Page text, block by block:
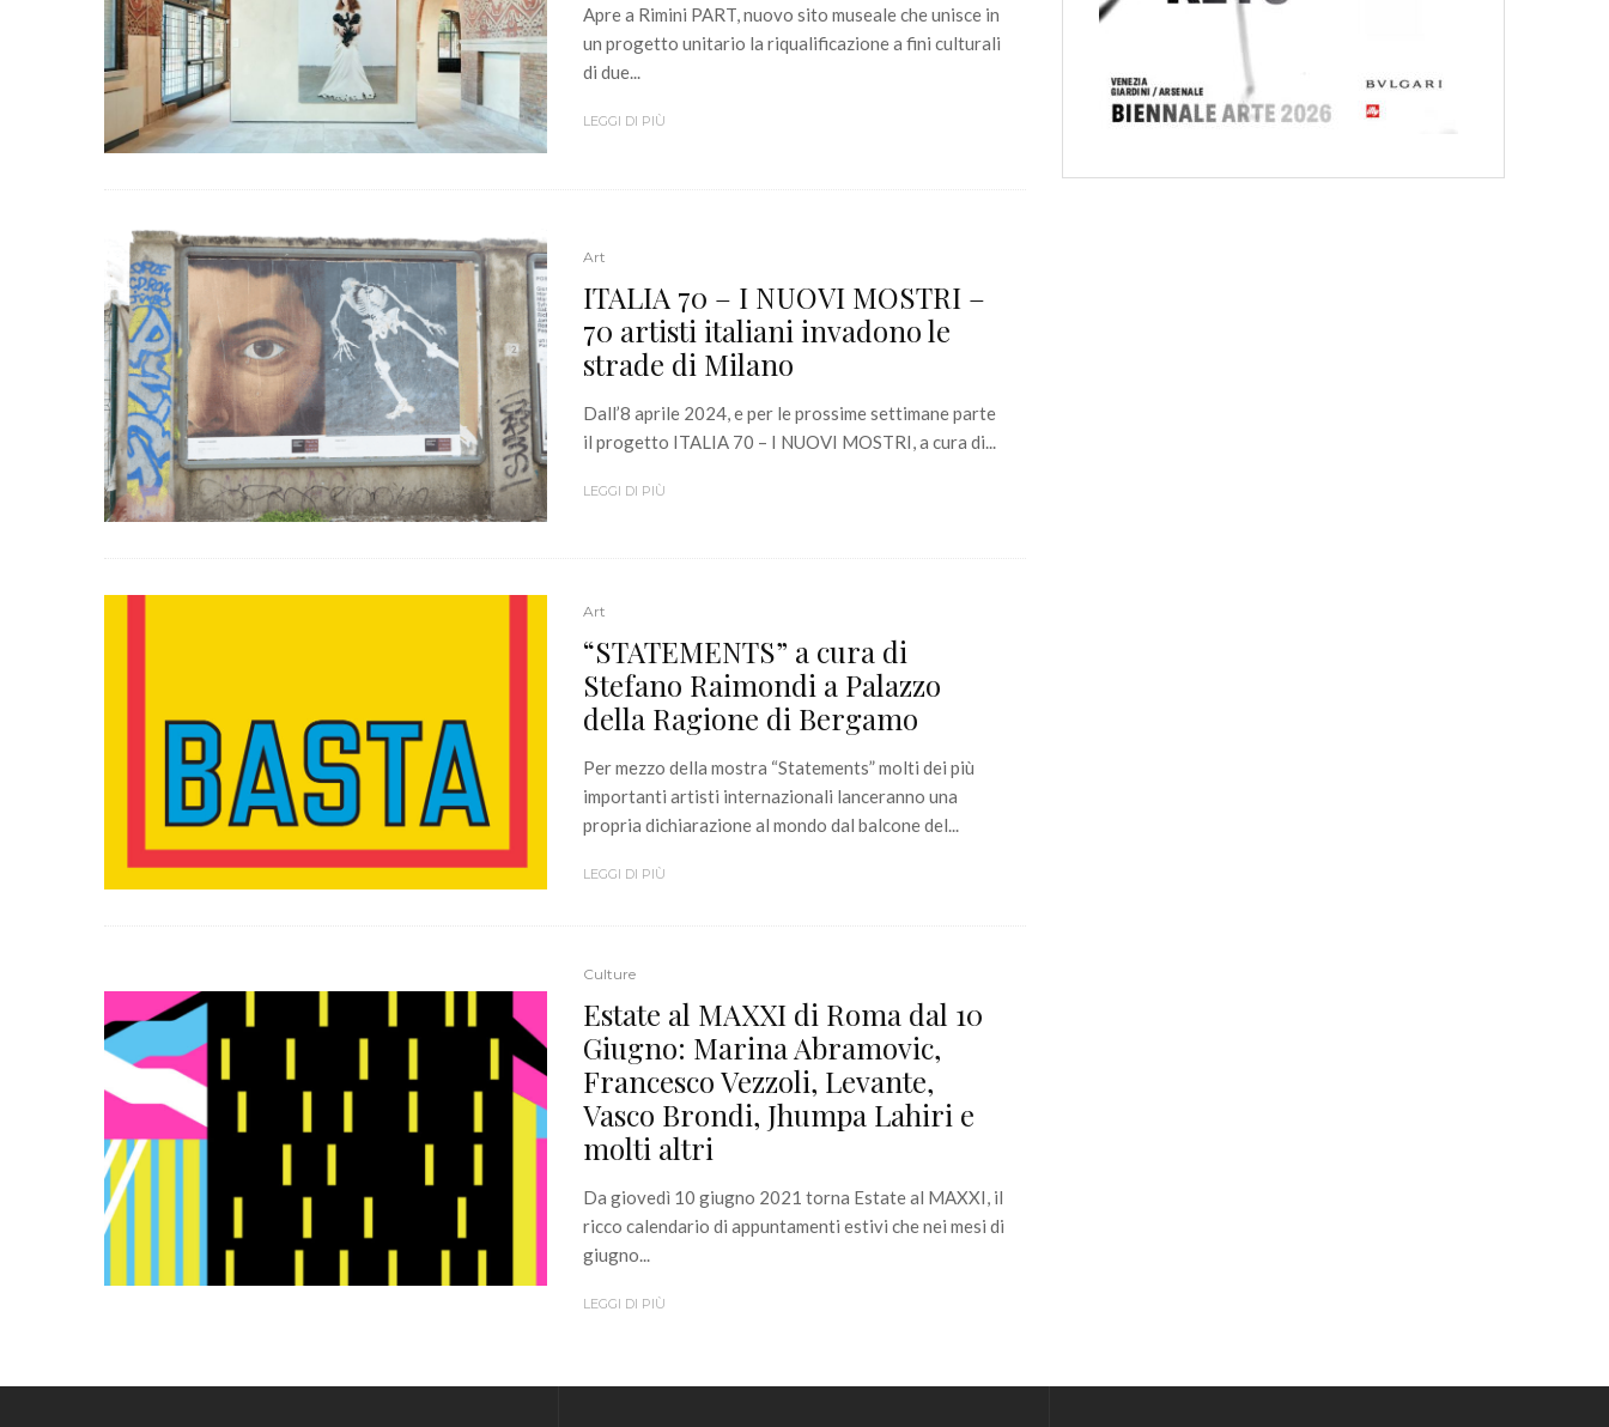
Apre a Rimini PART, nuovo sito museale che unisce in
un progetto unitario la riqualificazione a fini culturali
di due...
LEGGI DI PIÙ
Art
ITALIA 70 – I NUOVI MOSTRI –
70 artisti italiani invadono le
strade di Milano
Dall’8 aprile 2024, e per le prossime settimane parte
il progetto ITALIA 70 – I NUOVI MOSTRI, a cura di...
LEGGI DI PIÙ
Art
“STATEMENTS” a cura di
Stefano Raimondi a Palazzo
della Ragione di Bergamo
Per mezzo della mostra “Statements” molti dei più
importanti artisti internazionali lanceranno una
propria dichiarazione al mondo dal balcone del...
LEGGI DI PIÙ
Culture
Estate al MAXXI di Roma dal 10
Giugno: Marina Abramovic,
Francesco Vezzoli, Levante,
Vasco Brondi, Jhumpa Lahiri e
molti altri
Da giovedì 10 giugno 2021 torna Estate al MAXXI, il
ricco calendario di appuntamenti estivi che nei mesi di
giugno...
LEGGI DI PIÙ